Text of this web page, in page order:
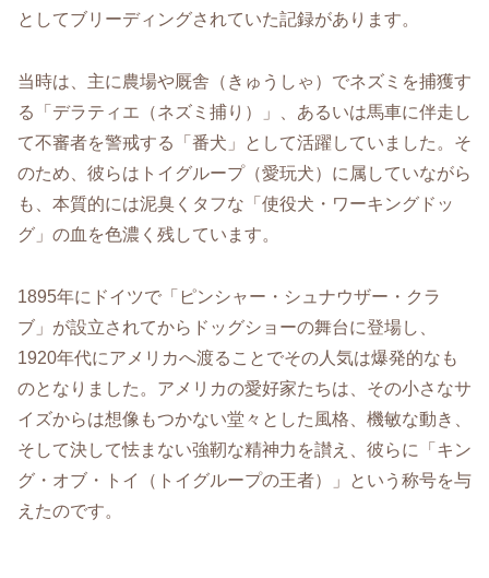
としてブリーディングされていた記録があります。
当時は、主に農場や厩舎（きゅうしゃ）でネズミを捕獲す
る「デラティエ（ネズミ捕り）」、あるいは馬車に伴走し
て不審者を警戒する「番犬」として活躍していました。そ
のため、彼らはトイグループ（愛玩犬）に属していながら
も、本質的には泥臭くタフな「使役犬・ワーキングドッ
グ」の血を色濃く残しています。
1895年にドイツで「ピンシャー・シュナウザー・クラ
ブ」が設立されてからドッグショーの舞台に登場し、
1920年代にアメリカへ渡ることでその人気は爆発的なも
のとなりました。アメリカの愛好家たちは、その小さなサ
イズからは想像もつかない堂々とした風格、機敏な動き、
そして決して怯まない強靭な精神力を讃え、彼らに「キン
グ・オブ・トイ（トイグループの王者）」という称号を与
えたのです。